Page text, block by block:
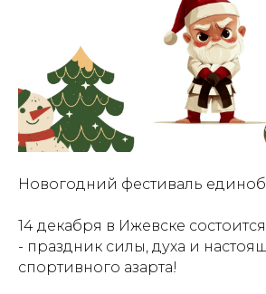
Новогодний фестиваль
14 декабря в Ижевске состоится
- праздник силы, духа и
спортивного азарта!